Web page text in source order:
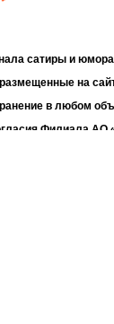
сатиры и
на
в любом
Филиала